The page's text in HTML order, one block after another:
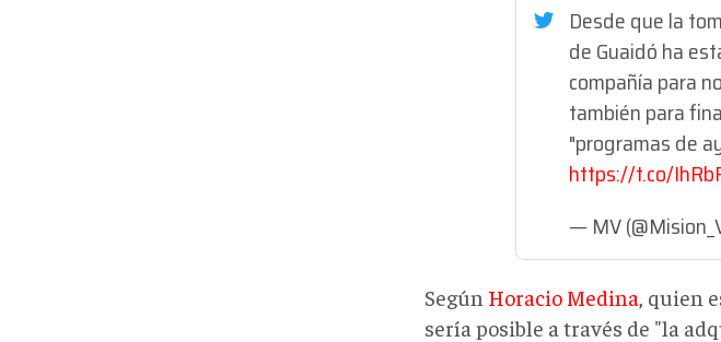
Desde que la
de Guaidó ha
compañía para
también para
"programas de
https://t.co/
— MV
Según Horacio Medina, quien
sería posible a través de "la